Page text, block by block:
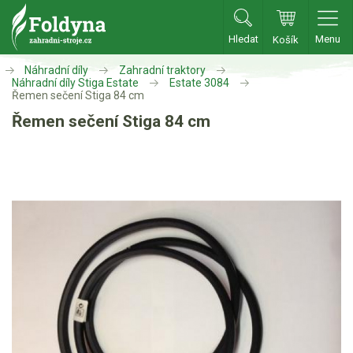
Hledat Košík Menu
Zahradní traktory
Zahradní traktory
Benzínové sekačky
Akumulátorové sekačky
Robotické sekačky
Bubnové sekačky
Náhradní díly
Zahradní traktory
Náhradní díly Stiga Estate
Estate 3084
Řemen sečení Stiga 84 cm
Řemen sečení Stiga 84 cm